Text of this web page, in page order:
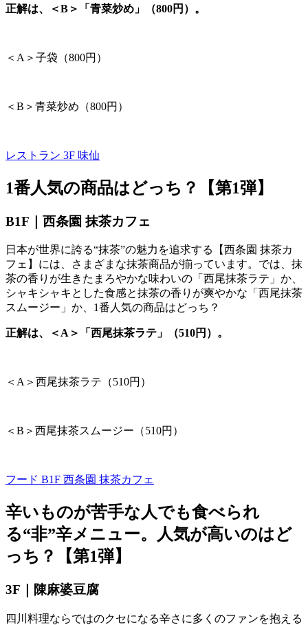
正解は、＜B＞「青菜炒め」（800円）。
＜ A ＞子袋（800円）
＜ B ＞青菜炒め（800円）
レストラン 3F 味仙
1番人気の商品はどっち？【第1弾】
B1F｜西条園 抹茶カフェ
日本が世界に誇る“抹茶”の魅力を追求する【西条園 抹茶カ
フェ】には、さまざまな抹茶商品が揃っています。では、抹
茶の香りが生きたまろやかな味わいの「西尾抹茶ラテ」か、
シャキシャキとした食感と抹茶の香りが爽やかな「西尾抹茶
スムージー」か、 1番人気の商品はどっち？
正解は、＜A＞「西尾抹茶ラテ」（510円）。
＜ A ＞西尾抹茶ラテ（510円）
＜ B ＞西尾抹茶スムージー（510円）
フード B1F 西条園 抹茶カフェ
辛いものが苦手な人でも食べられ
る“非”辛メニュー。人気が高いのはど
っち？【第1弾】
3F｜陳麻婆豆腐
四川料理ならではのクセになる辛さに多くのファンを抱える